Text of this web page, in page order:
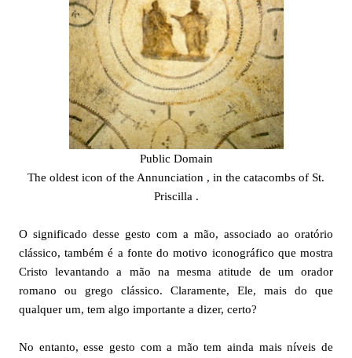
Public Domain
The oldest icon of the Annunciation , in the catacombs of St.
Priscilla .
O significado desse gesto com a mão, associado ao oratório
clássico, também é a fonte do motivo iconográfico que mostra
Cristo levantando a mão na mesma atitude de um orador
romano ou grego clássico. Claramente, Ele, mais do que
qualquer um, tem algo importante a dizer, certo?
No entanto, esse gesto com a mão tem ainda mais níveis de